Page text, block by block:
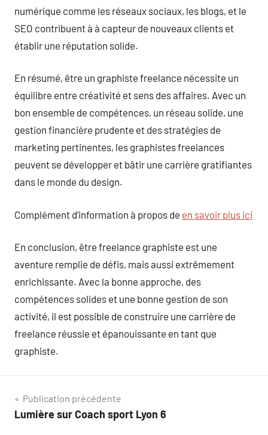
numérique comme les réseaux sociaux, les blogs, et le
SEO contribuent à à capteur de nouveaux clients et
établir une réputation solide.
En résumé, être un graphiste freelance nécessite un
équilibre entre créativité et sens des affaires. Avec un
bon ensemble de compétences, un réseau solide, une
gestion financière prudente et des stratégies de
marketing pertinentes, les graphistes freelances
peuvent se développer et bâtir une carrière gratifiantes
dans le monde du design.
Complément d’information à propos de en savoir plus ici
En conclusion, être freelance graphiste est une
aventure remplie de défis, mais aussi extrêmement
enrichissante. Avec la bonne approche, des
compétences solides et une bonne gestion de son
activité, il est possible de construire une carrière de
freelance réussie et épanouissante en tant que
graphiste.
Navigation
de
Publication précédente
Lumière sur Coach sport Lyon 6